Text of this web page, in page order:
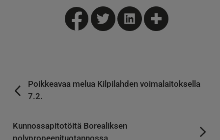
Poikkeavaa melua Kilpilahden voimalaitoksella
7.2.
Kunnossapitotöitä Borealiksen
polypropeenituotannossa